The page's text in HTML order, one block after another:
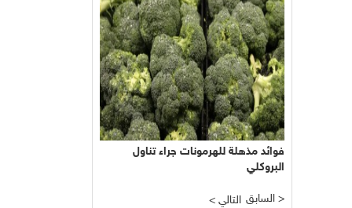
فوائد مذهلة للهرمونات جراء تناول
البروكلي
< التالي السابق >